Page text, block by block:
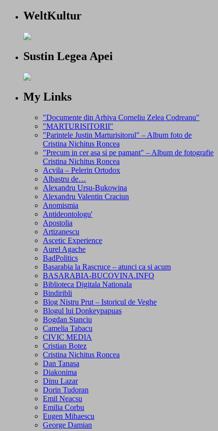
WeltKultur
Sustin Legea Apei
My Links
"Documente din Arhiva Corneliu Zelea Codreanu"
"MARTURISITORII"
"Parintele Justin Marturisitorul" – Album foto de
Cristina Nichitus Roncea
"Precum in cer asa si pe pamant" – Album de fotografie
Cristina Nichitus Roncea
Acvila – Pelerin Ortodox
Albastru de…
Alexandru Ursu-Bukowina
Alexandru Valentin Craciun
Anomismia
Antideontologu'
Apostolia
Artizanescu
Ascetic Experience
Aurel Agache
BadPolitics
Basarabia la Rascruce – atunci ca si acum
BASARABIA-BUCOVINA.INFO
Biblioteca Digitala Nationala
Bindiribli
Blog Nistru Prut – Istoricul de Veghe
Blogul lui Donkeypapuas
Bogdan Stanciu
Camelia Tabacu
CIVIC MEDIA
Cristian Botez
Cristina Nichitus Roncea
Dan Tanasa
Diakonima
Dinu Lazar
Dorin Tudoran
Emil Neacsu
Emilia Corbu
Eugen Mihaescu
George Damian